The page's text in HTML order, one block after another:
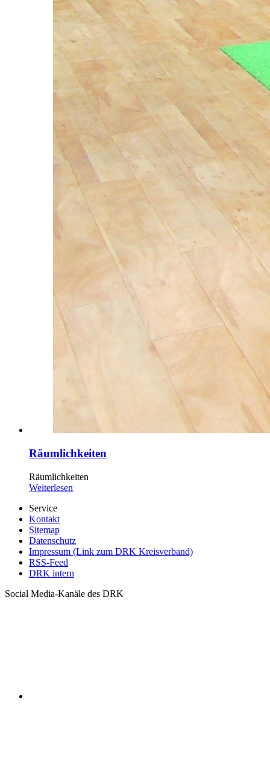
Räumlichkeiten
Räumlichkeiten
Weiterlesen
Service
Kontakt
Sitemap
Datenschutz
Impressum (Link zum DRK Kreisverband)
RSS-Feed
DRK intern
Social Media-Kanäle des DRK